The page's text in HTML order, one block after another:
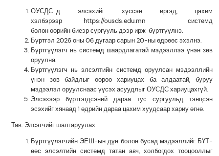
ОУСДС-д элсэхийг хүссэн иргэд, цахим
хэлбэрээр https://ousds.edu.mn системд
болонөөрийнбиеэрсургууль дээр ирж бүртгүүлнэ.
Бүртгэл 2026 оны 06 дугаар сарын 20-ны өдрөөс эхэлнэ.
Бүртгүүлэгч нь системд шаардлагатай мэдээллээ үнэн зөв
оруулна.
Бүртгүүлэгч нь элсэлтийн системд оруулсан мэдээллийн
үнэн зөв байдлыг өөрөө хариуцах ба алдаатай, буруу
мэдээлэл оруулснаас үүсэх асуудлыгОУСДС хариуцахгүй.
Элсэхээр бүртгэгдсэний дараа тус сургуульд тэнцсэн
эсэхийг хянаад 1 өдрийн дараа цахим хуудсаар хариу өгнө.
Тав. Элсэгчийг шалгаруулах
Бүртгүүлэгчийн ЭЕШ-ын дүн болон бусад мэдээллийг БҮТ-
өөс элсэлтийн системд татан авч, холбогдох тооцооллыг